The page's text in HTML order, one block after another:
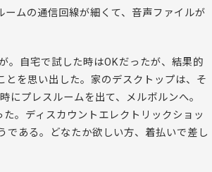
ムの通信回線が細くて、音声ファイルが
。自宅で試した時はOKだったが、結果的
を思い出した。家のデスクトップは、そ
にプレスルームを出て、メルボルンへ。
。ディスカウントエレクトリックショッ
である。どなたか欲しい方、着払いで差し